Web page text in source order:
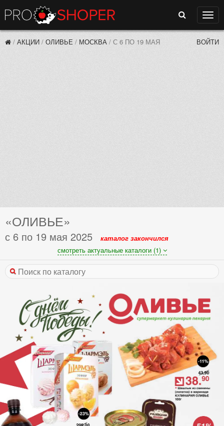
Поиск
/ АКЦИИ / ОЛИВЬЕ / МОСКВА / С 6 ПО 19 МАЯ ВОЙТИ
«ОЛИВЬЕ»
с 6 по 19 мая 2025
каталог закончился
смотреть актуальные каталоги (1)